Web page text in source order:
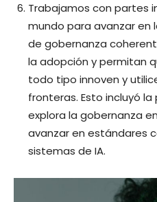
Trabajamos con partes
mundo para avanzar en
de gobernanza
la adopción y permitan
todo tipo innoven y
fronteras. Esto incluyó
explora la gobernanza
avanzar en estándares
sistemas de IA.